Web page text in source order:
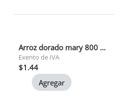
Arroz dorado mary 800 gr 1x30
Exento de IVA
$1.44
Agregar